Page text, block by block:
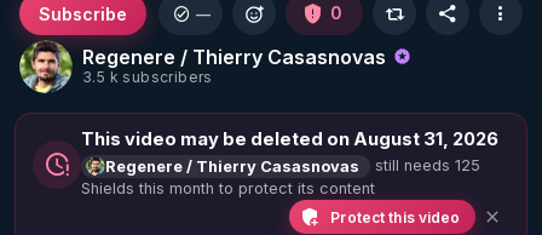
Regenere / Thierry Casasnovas
3.5 k subscribers
Subscribe — 0
This video may be deleted on August 31, 2026
Regenere / Thierry Casasnovas
still needs 125
Shields this month to protect its content
Protect this video